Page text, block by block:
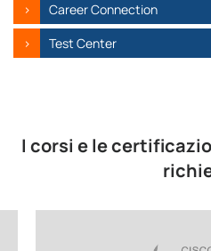
Career Connection
Test Center
I corsi e le